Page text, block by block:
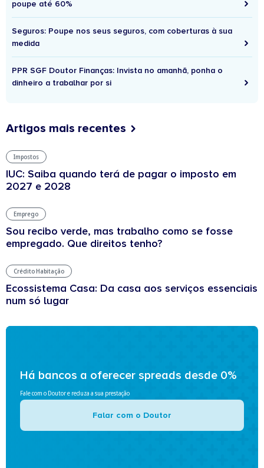
poupe até 60%
Seguros: Poupe nos seus seguros, com coberturas à sua
medida
PPR SGF Doutor Finanças: Invista no amanhã, ponha o
dinheiro a trabalhar por si
Artigos mais recentes
Impostos
IUC: Saiba quando terá de pagar o imposto em
2027 e 2028
Emprego
Sou recibo verde, mas trabalho como se fosse
empregado. Que direitos tenho?
Crédito Habitação
Ecossistema Casa: Da casa aos serviços essenciais
num só lugar
Há bancos a oferecer spreads desde 0%
Fale com o Doutor e reduza a sua prestação
Falar com o Doutor